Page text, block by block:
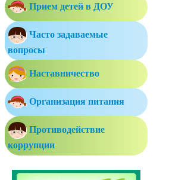
Прием детей в ДОУ
Часто задаваемые
вопросы
Наставничество
Организация питания
Противодействие
коррупции